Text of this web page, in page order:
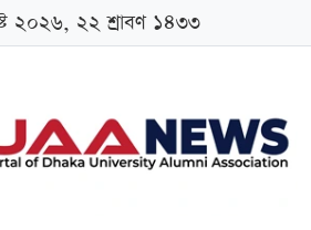
২০২৬, ২২ শ্রাবণ ১৪৩৩